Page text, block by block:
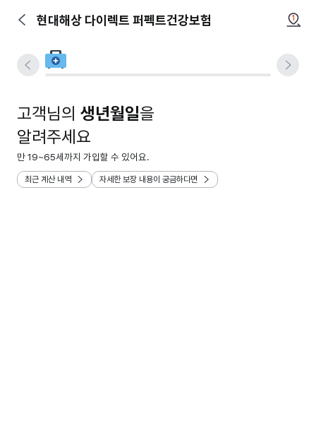
현대해상 다이렉트 퍼펙트건강보험 1
고객님의 생년월일을
알려주세요
만 19~65세까지 가입할 수 있어요.
최근 계산 내역 자세한 보장 내용이 궁금하다면